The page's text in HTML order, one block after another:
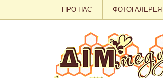
ПРО НАС ФОТОГАЛЕРЕЯ